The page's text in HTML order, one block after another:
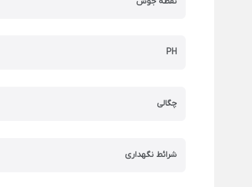
PH
چگالی
شرائط نگهداری